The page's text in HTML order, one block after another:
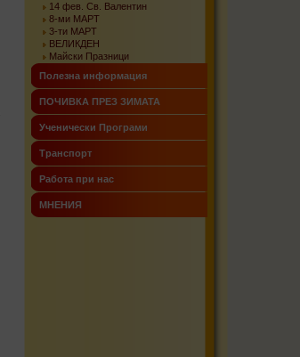
14 фев. Св. Валентин
8-ми МАРТ
3-ти МАРТ
ВЕЛИКДЕН
Майски Празници
Полезна информация
ПОЧИВКА ПРЕЗ ЗИМАТА
Ученически Програми
Транспорт
Работа при нас
МНЕНИЯ